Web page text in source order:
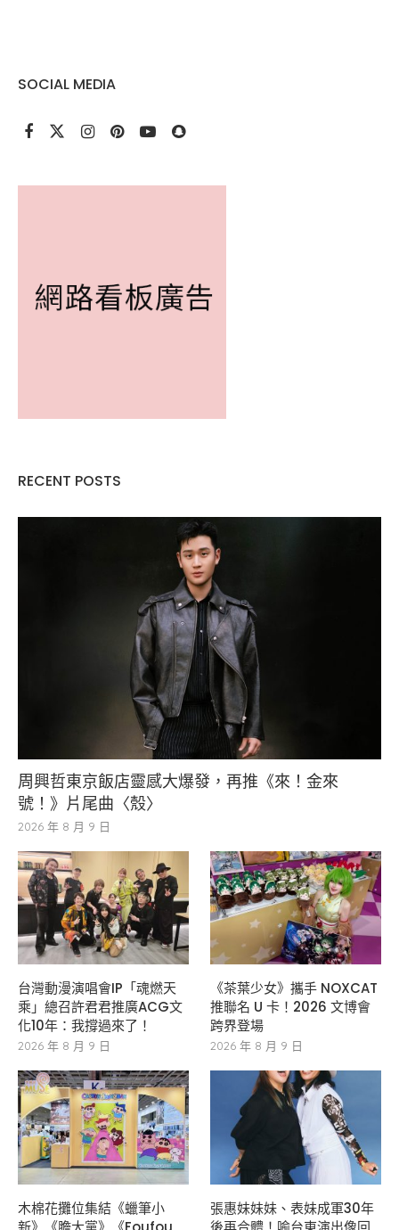
SOCIAL MEDIA
RECENT POSTS
周興哲東京飯店靈感大爆發，再推《來！金來
號！》片尾曲〈殼〉
2026 年 8 月 9 日
台灣動漫演唱會IP「魂燃天
乘」總召許君君推廣ACG文
化10年：我撐過來了！
2026 年 8 月 9 日
《茶葉少女》攜手 NOXCAT
推聯名 U 卡！2026 文博會
跨界登場
2026 年 8 月 9 日
木棉花攤位集結《蠟筆小
張惠妹妹妹、表妹成軍30年